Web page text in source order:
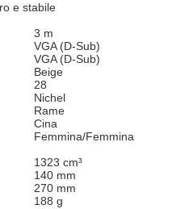
e stabile
3 m
VGA (D-Sub)
VGA (D-Sub)
Beige
28
Nichel
Rame
Cina
Femmina/Femmina
1323 cm³
140 mm
270 mm
188 g